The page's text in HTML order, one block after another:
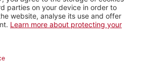
Openair Bütschwil
more_horiz